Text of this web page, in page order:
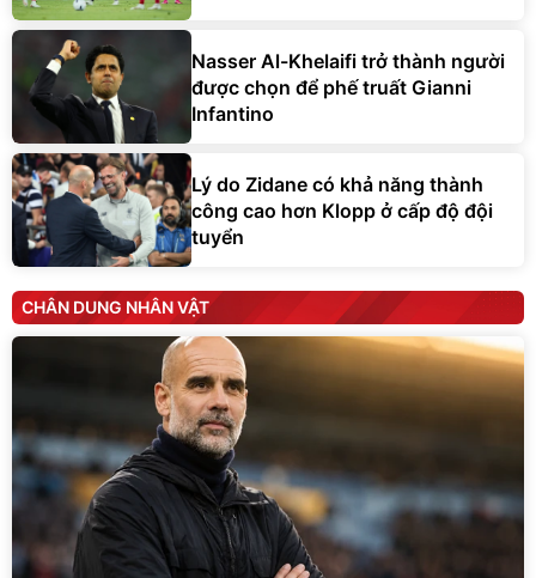
Nasser Al-Khelaifi trở thành người
được chọn để phế truất Gianni
Infantino
Lý do Zidane có khả năng thành
công cao hơn Klopp ở cấp độ đội
tuyển
CHÂN DUNG NHÂN VẬT